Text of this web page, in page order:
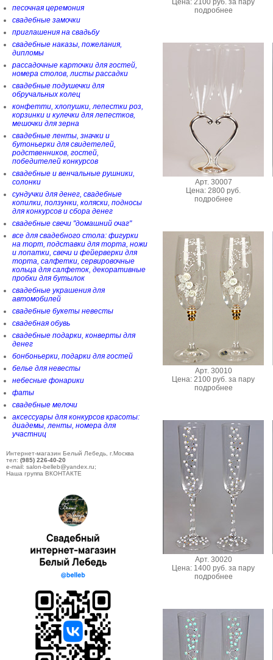
песочная церемония
свадебные замочки
приглашения на свадьбу
свадебные наказы, пожелания,
дипломы
рассадочные карточки для гостей,
номера столов, листы рассадки
свадебные подушечки для
обручальных колец
конфетти, хлопушки, лепестки роз,
корзинки и кулечки для лепестков,
мешочки для зерна
свадебные ленты, значки и
бутоньерки для свидетелей,
родственников, гостей,
победителей конкурсов
свадебные и венчальные рушники,
солонки
сундучки для денег, свадебные
копилки, ползунки, коляски, подносы
для конкурсов и сбора денег
свадебные свечи "домашний очаг"
все для свадебного стола: фигурки
на торт, подставки для торта, ножи
и лопатки, свечи и фейерверки для
торта, салфетки, сервировочные
кольца для салфеток, декоративные
пробки для бутылок
свадебные украшения для
автомобилей
свадебные букеты невесты
свадебная обувь
свадебные подарки, конверты для
денег
бонбоньерки, подарки для гостей
белье для невесты
небесные фонарики
фаты
свадебные мелочи
аксессуары для конкурсов красоты:
диадемы, ленты, номера для
участниц
Интернет-магазин Белый Лебедь, г.Москва
тел: (985) 226-40-20
e-mail: salon-belleb@yandex.ru;
Наша группа ВКОНТАКТЕ
подробнее
Арт. 30007
Цена: 2800 руб.
подробнее
Арт. 30010
Цена: 2100 руб. за пару
подробнее
Арт. 30020
Цена: 1400 руб. за пару
подробнее